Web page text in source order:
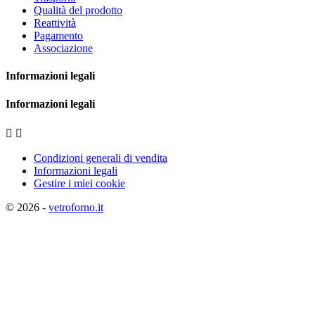
Qualità del prodotto
Reattività
Pagamento
Associazione
Informazioni legali
Informazioni legali
 
Condizioni generali di vendita
Informazioni legali
Gestire i miei cookie
© 2026 - vetroforno.it